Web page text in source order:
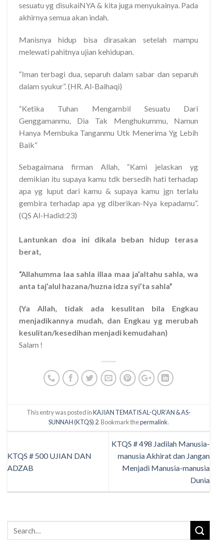
sesuatu yg disukaiNYA & kita juga menyukainya. Pada
akhirnya semua akan indah.
Manisnya hidup bisa dirasakan setelah mampu
melewati pahitnya ujian kehidupan.
“Iman terbagi dua, separuh dalam sabar dan separuh
dalam syukur”. (HR. Al-Baihaqi)
“Ketika Tuhan Mengambil Sesuatu Dari
Genggamanmu, Dia Tak Menghukummu, Namun
Hanya Membuka Tanganmu Utk Menerima Yg Lebih
Baik”
Sebagaimana firman Allah, “Kami jelaskan yg
demikian itu supaya kamu tdk bersedih hati terhadap
apa yg luput dari kamu & supaya kamu jgn terlalu
gembira terhadap apa yg diberikan-Nya kepadamu”.
(QS Al-Hadid:23)
Lantunkan doa ini dikala beban hidup terasa
berat,
“Allahumma laa sahla illaa maa ja’altahu sahla, wa
anta taj’alul hazana/huzna idza syi’ta sahla”
(Ya Allah, tidak ada kesulitan bila Engkau
menjadikannya mudah, dan Engkau yg merubah
kesulitan/kesedihan menjadi kemudahan)
Salam !
This entry was posted inKAJIAN TEMATIS AL-QUR’AN & AS-
SUNNAH (KTQS) 2. Bookmark thepermalink.
KTQS # 500 UJIAN DAN
ADZAB
KTQS # 498 Jadilah Manusia-
manusia Akhirat dan Jangan
Menjadi Manusia-manusia
Dunia